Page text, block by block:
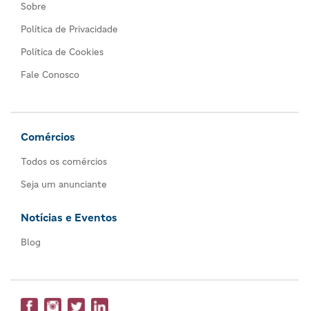
Sobre
Política de Privacidade
Política de Cookies
Fale Conosco
Comércios
Todos os comércios
Seja um anunciante
Notícias e Eventos
Blog